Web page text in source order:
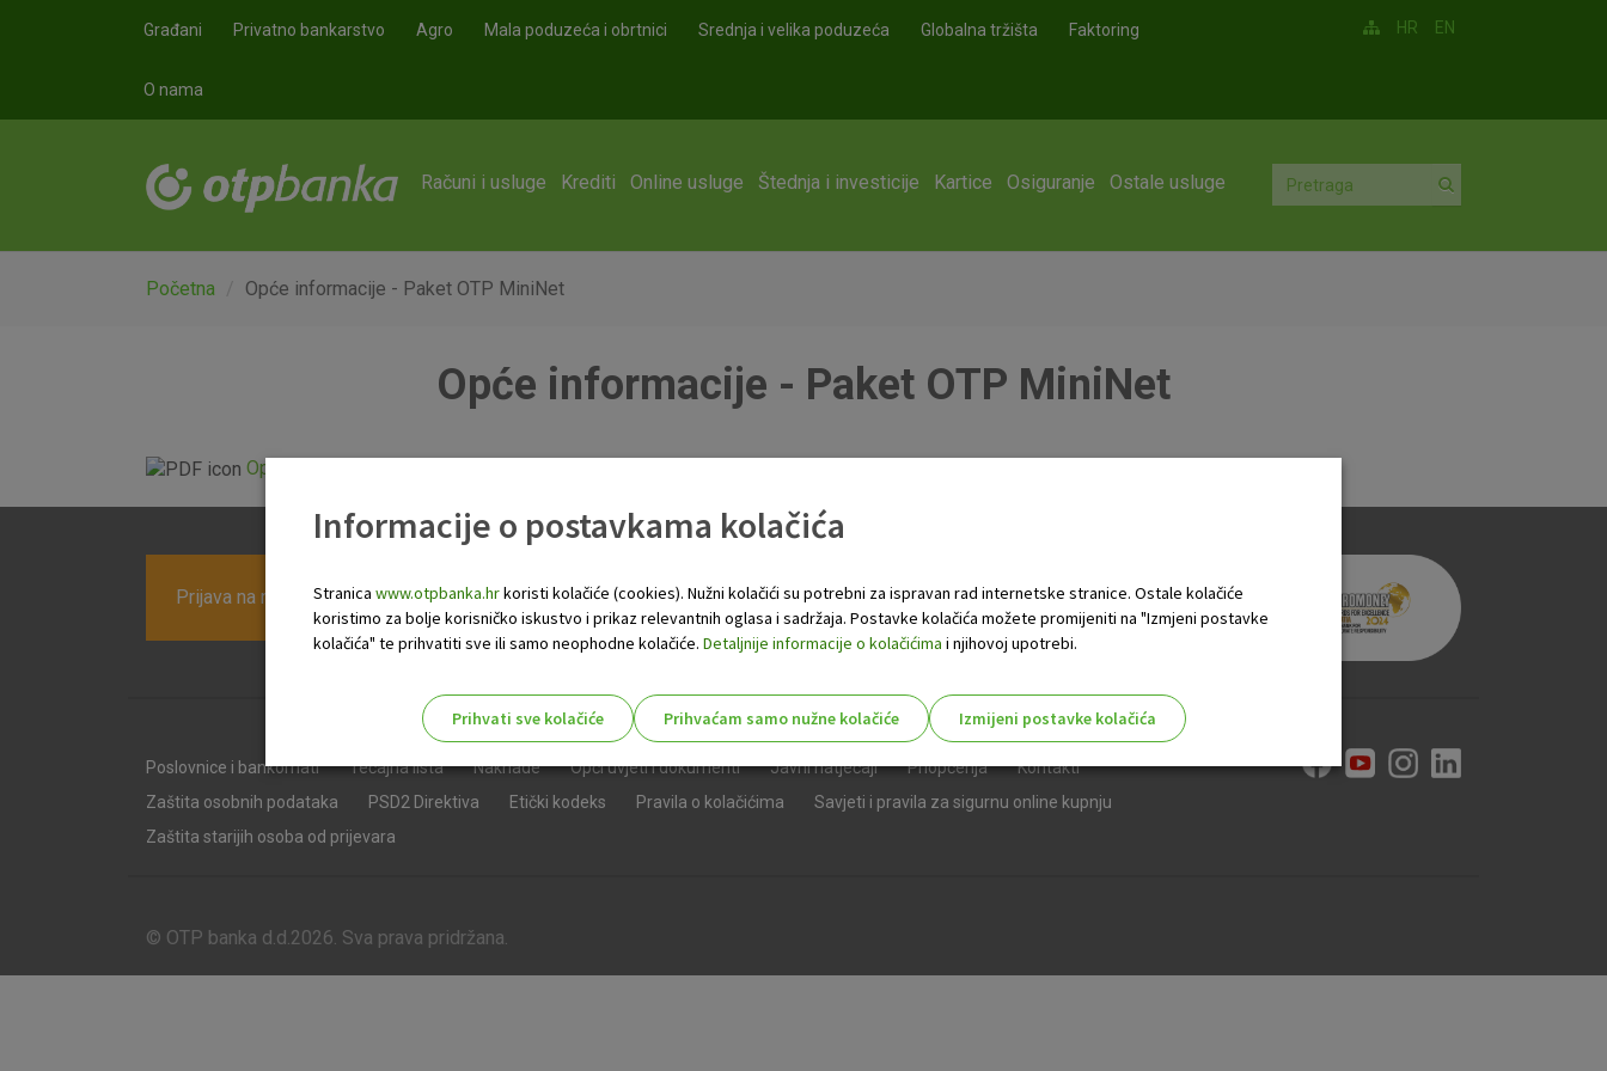
Građani Privatno bankarstvo Agro Mala poduzeća i obrtnici Srednja i velika poduzeća Globalna tržišta Faktoring
O nama
HR EN
Računi i usluge Krediti Online usluge Štednja i investicije Kartice Osiguranje Ostale usluge
Početna Opće informacije - Paket OTP MiniNet
Opće informacije - Paket OTP MiniNet
Opće informacije o Paketu OTP Mininet 01.06.2026.pdf
Prijava na newsletter OTP banke
Poslovnice i bankomati Tečajna lista Naknade Opći uvjeti i dokumenti Javni natječaji Priopćenja
Kontakti
Zaštita osobnih podataka
PSD2 Direktiva Etički kodeks Pravila o kolačićima
Savjeti i pravila za sigurnu online kupnju
Zaštita starijih osoba od prijevara
© OTP banka d.d.2026. Sva prava pridržana.
Informacije o postavkama kolačića
Stranica www.otpbanka.hrkoristi kolačiće (cookies). Nužni kolačići su potrebni za ispravan rad internetske stranice. Ostale kolačiće
koristimo za bolje korisničko iskustvo i prikaz relevantnih oglasa i sadržaja. Postavke kolačića možete promijeniti na "Izmjeni postavke
kolačića" te prihvatiti sve ili samo neophodne kolačiće. Detaljnije informacije o kolačićima i njihovoj upotrebi.
Prihvati sve kolačiće Prihvaćam samo nužne kolačiće
Izmijeni postavke kolačića